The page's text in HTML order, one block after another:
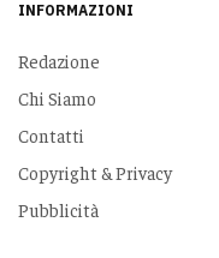
INFORMAZIONI
Redazione
Chi Siamo
Contatti
Copyright & Privacy
Pubblicità